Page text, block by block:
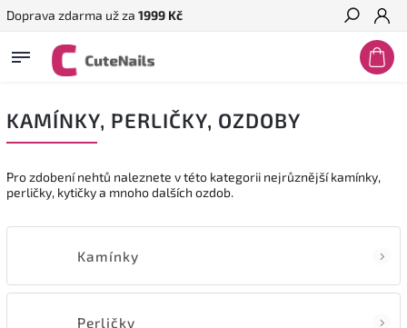
Doprava zdarma už za 1999 Kč
Hledat
KAMÍNKY, PERLIČKY, OZDOBY
Pro zdobení nehtů naleznete v této kategorii nejrůznější kamínky,
perličky, kytičky a mnoho dalších ozdob.
Kamínky
Perličky